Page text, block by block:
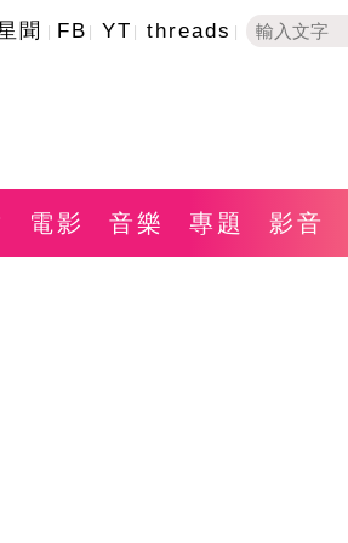
聞 FB YT threads
電影 音樂 專題 影音